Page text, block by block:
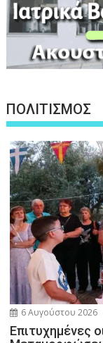
ΠΟΛΙΤΙΣΜΟΣ
6 Αυγούστου 2026
Επιτυχημένες